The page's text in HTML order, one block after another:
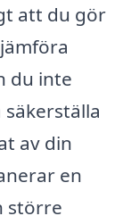
att du gör
du inte
av din
en
större